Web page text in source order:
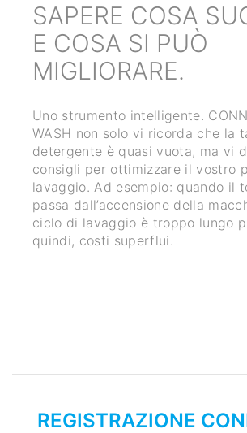
del
anche
di
che
al primo
LO
CONNECTED
processo di
segnala un
indicata,
notifica push
REGISTRAZIONE